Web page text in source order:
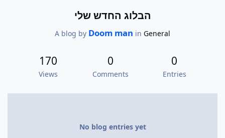
הבלוג החדש שלי
A blog by Doom man in General
0
Entries
0
Comments
170
Views
No blog entries yet